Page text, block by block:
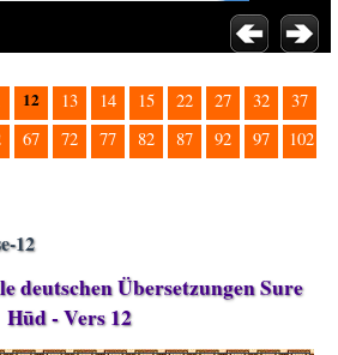
12 13 14 15 22 27 32
37
67 72 77 82 87 92 97
102
12
deutschen Übersetzungen Sure
Hūd - Vers 12